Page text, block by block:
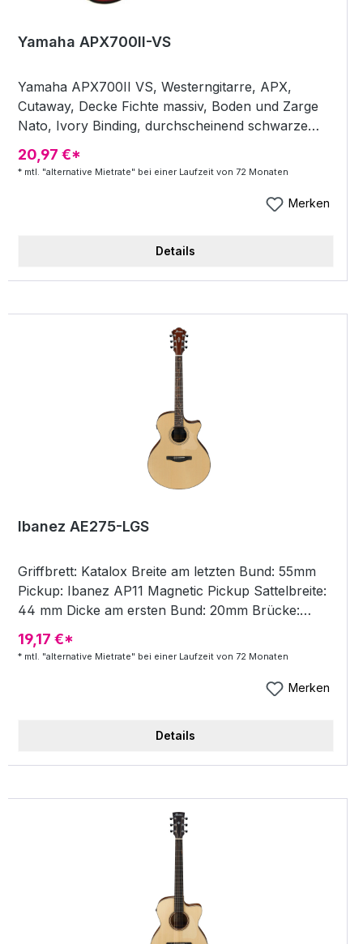
Yamaha APX700II-VS
Yamaha APX700II VS, Westerngitarre, APX,
Cutaway, Decke Fichte massiv, Boden und Zarge
Nato, Ivory Binding, durchscheinend schwarze
Kopfplatte, Hals Nato, Griffbrett Palisander, Dot
Inlays, Brücke Palisander, 22 Bünde, Mensur 650
way ART", Kontakttonabnehmer (im Inneren des
Finish Vintage Sunburst - Westerngitarre + APX
Boden und Zarge Nato + Ivory Binding +
Palisander + 22 Bünde + Mensur: 650 mm +
Sattelbreite: 43 mm + Preamp "System 64 1-way
ART", Kontakttonabnehmer (im Inneren des
Korpus) + Mechanik Yamaha Die-Cast Chrom +
Farbe: Vintage Sunburst
20,97 €*
* mtl. "alternative Mietrate" bei einer Laufzeit von 72 Monaten
Merken
Details
Ibanez AE275-LGS
Griffbrett: Katalox Breite am letzten Bund: 55mm
Pickup: Ibanez AP11 Magnetic Pickup Sattelbreite:
44 mm Dicke am ersten Bund: 20mm Brücke:
Katalox Scalloped Bridge Mechaniken: Chrome
Die-cast tuners(1:18 gear ratio) Saitenabstand:
type: Comfort Grip w/Rounded Fretboard Edge
Ibanez Custom Electronics w/ Volume and Tone
D'Addario® XTAPB1152
19,17 €*
* mtl. "alternative Mietrate" bei einer Laufzeit von 72 Monaten
Merken
Details